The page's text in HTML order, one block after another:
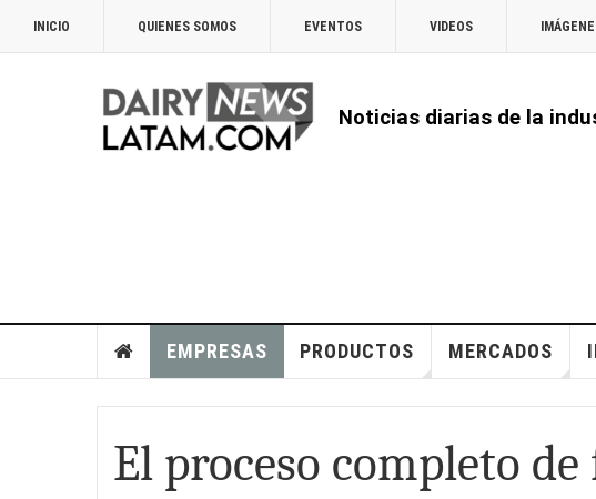
INICIO QUIENES SOMOS EVENTOS VIDEOS
Noticias diarias de la
EMPRESAS PRODUCTOS MERCADOS
El proceso completo